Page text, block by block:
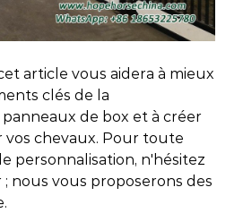
article vous aidera à mieux
clés de la
de box et à créer
chevaux. Pour toute
personnalisation, n'hésitez
nous vous proposerons des